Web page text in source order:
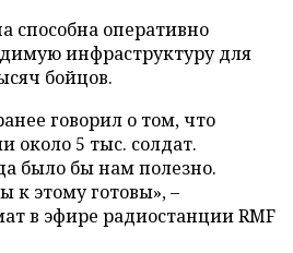
способна оперативно
инфраструктуру для
бойцов.
говорил о том, что
около 5 тыс. солдат.
было бы нам полезно.
этому готовы», –
в эфире радиостанции RMF